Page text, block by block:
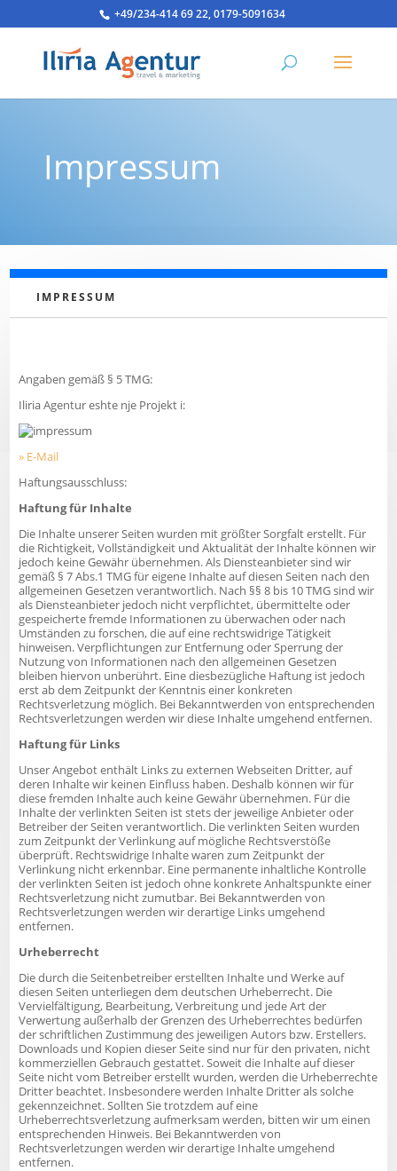
+49/234-414 69 22, 0179-5091634
Impressum
IMPRESSUM
Angaben gemäß § 5 TMG:
Iliria Agentur eshte nje Projekt i:
» E-Mail
Haftungsausschluss:
Haftung für Inhalte
Die Inhalte unserer Seiten wurden mit größter Sorgfalt erstellt. Für
die Richtigkeit, Vollständigkeit und Aktualität der Inhalte können wir
jedoch keine Gewähr übernehmen. Als Diensteanbieter sind wir
gemäß § 7 Abs.1 TMG für eigene Inhalte auf diesen Seiten nach den
allgemeinen Gesetzen verantwortlich. Nach §§ 8 bis 10 TMG sind wir
als Diensteanbieter jedoch nicht verpflichtet, übermittelte oder
gespeicherte fremde Informationen zu überwachen oder nach
Umständen zu forschen, die auf eine rechtswidrige Tätigkeit
hinweisen. Verpflichtungen zur Entfernung oder Sperrung der
Nutzung von Informationen nach den allgemeinen Gesetzen
bleiben hiervon unberührt. Eine diesbezügliche Haftung ist jedoch
erst ab dem Zeitpunkt der Kenntnis einer konkreten
Rechtsverletzung möglich. Bei Bekanntwerden von entsprechenden
Rechtsverletzungen werden wir diese Inhalte umgehend entfernen.
Haftung für Links
Unser Angebot enthält Links zu externen Webseiten Dritter, auf
deren Inhalte wir keinen Einfluss haben. Deshalb können wir für
diese fremden Inhalte auch keine Gewähr übernehmen. Für die
Inhalte der verlinkten Seiten ist stets der jeweilige Anbieter oder
Betreiber der Seiten verantwortlich. Die verlinkten Seiten wurden
zum Zeitpunkt der Verlinkung auf mögliche Rechtsverstöße
überprüft. Rechtswidrige Inhalte waren zum Zeitpunkt der
Verlinkung nicht erkennbar. Eine permanente inhaltliche Kontrolle
der verlinkten Seiten ist jedoch ohne konkrete Anhaltspunkte einer
Rechtsverletzung nicht zumutbar. Bei Bekanntwerden von
Rechtsverletzungen werden wir derartige Links umgehend
entfernen.
Urheberrecht
Die durch die Seitenbetreiber erstellten Inhalte und Werke auf
diesen Seiten unterliegen dem deutschen Urheberrecht. Die
Vervielfältigung, Bearbeitung, Verbreitung und jede Art der
Verwertung außerhalb der Grenzen des Urheberrechtes bedürfen
der schriftlichen Zustimmung des jeweiligen Autors bzw. Erstellers.
Downloads und Kopien dieser Seite sind nur für den privaten, nicht
kommerziellen Gebrauch gestattet. Soweit die Inhalte auf dieser
Seite nicht vom Betreiber erstellt wurden, werden die Urheberrechte
Dritter beachtet. Insbesondere werden Inhalte Dritter als solche
gekennzeichnet. Sollten Sie trotzdem auf eine
Urheberrechtsverletzung aufmerksam werden, bitten wir um einen
entsprechenden Hinweis. Bei Bekanntwerden von
Rechtsverletzungen werden wir derartige Inhalte umgehend
entfernen.